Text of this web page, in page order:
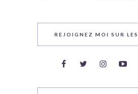
REJOIGNEZ MOI SUR